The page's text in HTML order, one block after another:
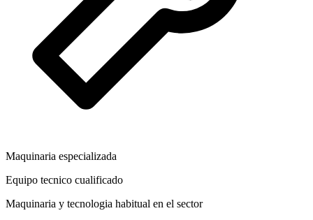
Maquinaria especializada
Equipo tecnico cualificado
Maquinaria y tecnologia habitual en el sector